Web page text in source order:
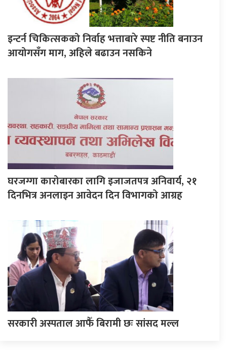
इन्टर्न चिकित्सकको निर्वाह भत्ताबारे स्पष्ट नीति बनाउन
आयोगसँग माग, अहिले बढाउन नसकिने
घरजग्गा कारोबारका लागि इजाजतपत्र अनिवार्य, २१
दिनभित्र अनलाइन आवेदन दिन विभागको आग्रह
सरकारी अस्पताल आफैँ बिरामी छः सांसद मल्ल